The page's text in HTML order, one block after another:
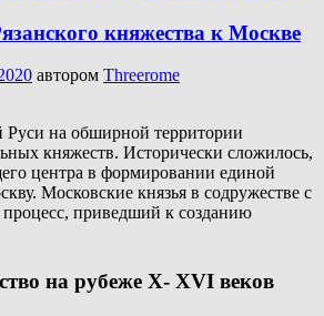
княжества к Москве
автором Threerome
на обширной территории
княжеств. Исторически сложилось,
центра в формировании единой
Московские князья в содружестве с
процесс, приведший к созданию
на рубеже X- XVI веков